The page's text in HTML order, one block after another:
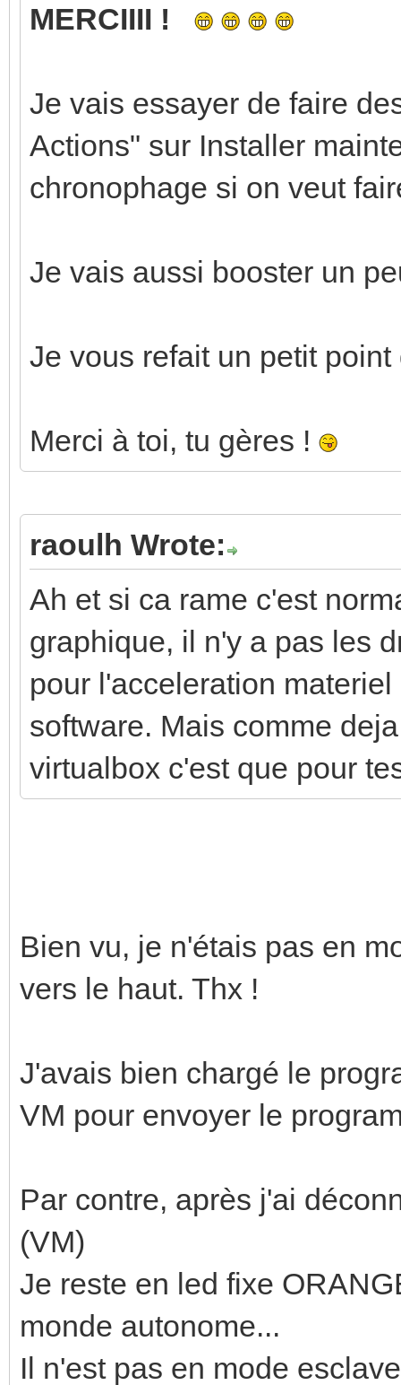
MERCIIII !
Je vais essayer de faire
Actions" sur Installer
chronophage si on veut
Je vais aussi booster un
Je vous refait un petit
Merci à toi, tu gères !
raoulh Wrote:
Ah et si ca rame c'est
graphique, il n'y a pas les
pour l'acceleration
software. Mais comme
virtualbox c'est que pour
Bien vu, je n'étais pas en
vers le haut. Thx !
J'avais bien chargé le
VM pour envoyer le
Par contre, après j'ai
(VM)
Je reste en led fixe
monde autonome...
Il n'est pas en mode